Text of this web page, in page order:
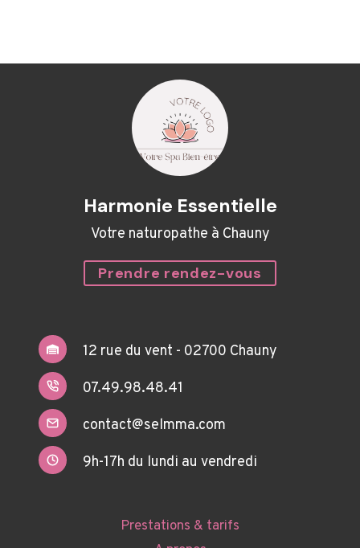
Harmonie Essentielle
Votre naturopathe à Chauny
Prendre rendez-vous
12 rue du vent - 02700 Chauny
07.49.98.48.41
contact@selmma.com
9h-17h du lundi au vendredi
Prestations & tarifs